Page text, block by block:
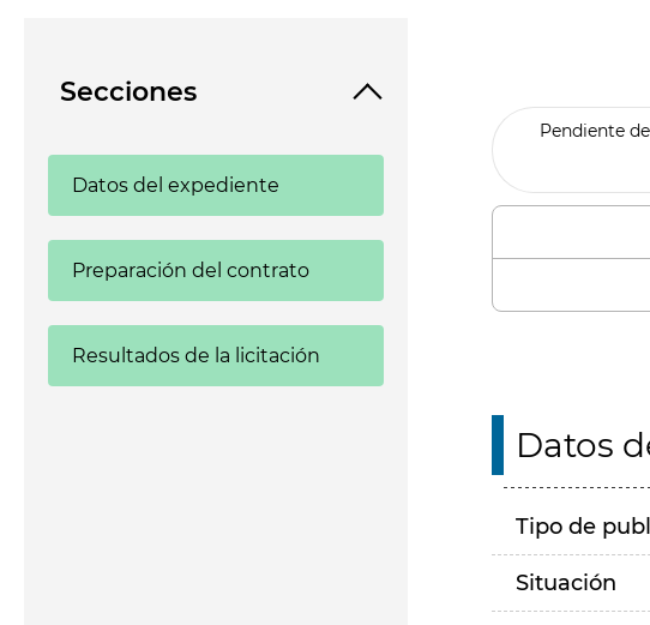
Secciones
Datos del expediente
Preparación del contrato
Resultados de la licitación
Pendiente
Datos
Tipo de
Situación